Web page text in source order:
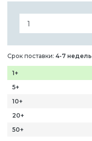
Срок поставки: 4-7 недель
1+
5+
10+
20+
50+